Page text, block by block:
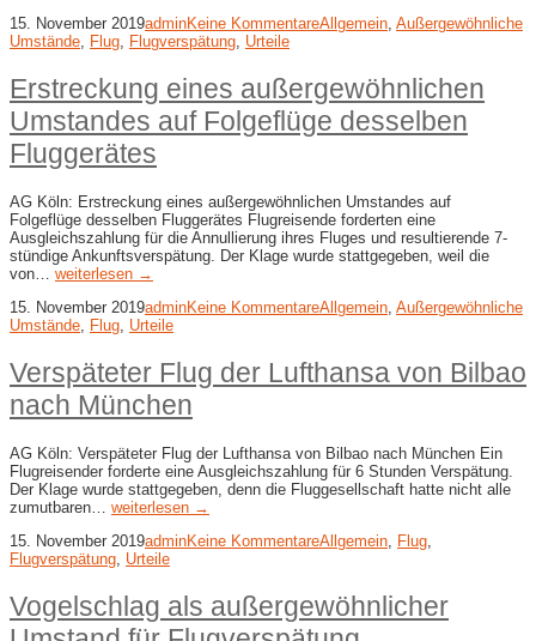
15. November 2019adminKeine KommentareAllgemein Außergewöhnliche
Umstände Flug Flugverspätung Urteile
Erstreckung eines außergewöhnlichen
Umstandes auf Folgeflüge desselben
Fluggerätes
AG Köln: Erstreckung eines außergewöhnlichen Umstandes auf
Folgeflüge desselben Fluggerätes Flugreisende forderten eine
Ausgleichszahlung für die Annullierung ihres Fluges und resultierende 7-
stündige Ankunftsverspätung. Der Klage wurde stattgegeben, weil die
von… weiterlesen →
15. November 2019adminKeine KommentareAllgemein Außergewöhnliche
Umstände Flug Urteile
Verspäteter Flug der Lufthansa von Bilbao
nach München
AG Köln: Verspäteter Flug der Lufthansa von Bilbao nach München Ein
Flugreisender forderte eine Ausgleichszahlung für 6 Stunden Verspätung.
Der Klage wurde stattgegeben, denn die Fluggesellschaft hatte nicht alle
zumutbaren… weiterlesen →
15. November 2019adminKeine KommentareAllgemein Flug
Flugverspätung Urteile
Vogelschlag als außergewöhnlicher